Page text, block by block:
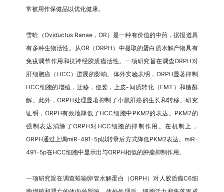
常被用作保健品以优化健康。
雪蛤（Oviductus Ranae，OR）是一种有价值的中药，据报道具
有多种生物活性。从OR（ORPH）中提取的蛋白质水解产物具有
免疫调节作用和抗神经胶质瘤活性。一项研究旨在调查ORPH对
肝细胞癌（HCC）进展的影响。体外实验表明，ORPH显著抑制
HCC细胞的增殖，迁移，侵袭，上皮-间质转化（EMT）和糖酵
解。此外，ORPH处理显著抑制了小鼠肝癌的生长和转移。研究
证明，ORPH有效地降低了HCC细胞中PKM2的表达。PKM2的
强制表达消除了ORPH对HCC细胞的抑制作用。在机制上，
ORPH通过上调miR-491-5p以转录后方式降低PKM2表达。miR-
491-5p在HCC细胞中显示出与ORPH相似的肿瘤抑制作用。
一项研究旨在调查蛙输卵管水解蛋白（ORPH）对人胶质瘤C6细